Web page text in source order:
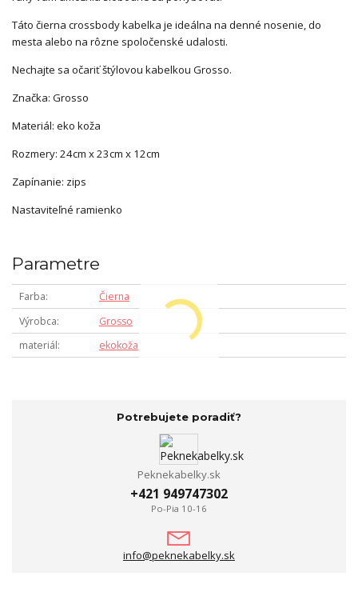
Táto čierna crossbody kabelka je ideálna na denné nosenie, do
mesta alebo na rôzne spoločenské udalosti.
Nechajte sa očariť štýlovou kabelkou Grosso.
Značka: Grosso
Materiál: eko koža
Rozmery: 24cm x 23cm x 12cm
Zapínanie: zips
Nastaviteľné ramienko
Parametre
Farba
Čierna
Výrobca
Grosso
materiál
ekokoža
Potrebujete poradiť?
Peknekabelky.sk
+421 949747302
Po-Pia 10-16
info@peknekabelky.sk